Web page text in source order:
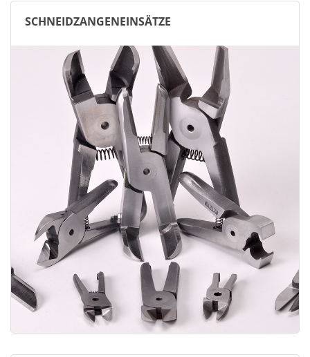
SCHNEIDZANGENEINSÄTZE